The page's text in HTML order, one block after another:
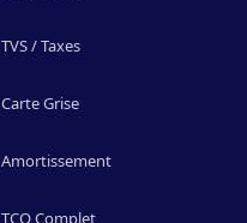
TVS / Taxes
Carte Grise
Amortissement
TCO Complet